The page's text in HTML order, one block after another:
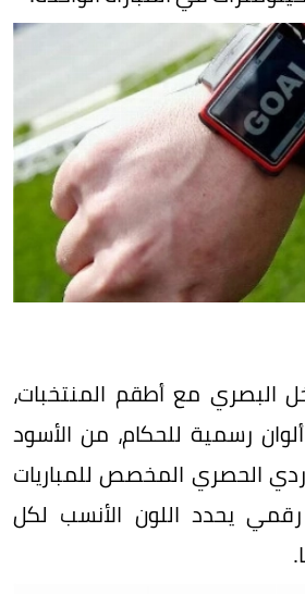
البصري مع أطقم المنتخبات،
رسمية للحكام، من الأسود
الحصري المخصص للمباريات
يحدد اللون الأنسب لكل